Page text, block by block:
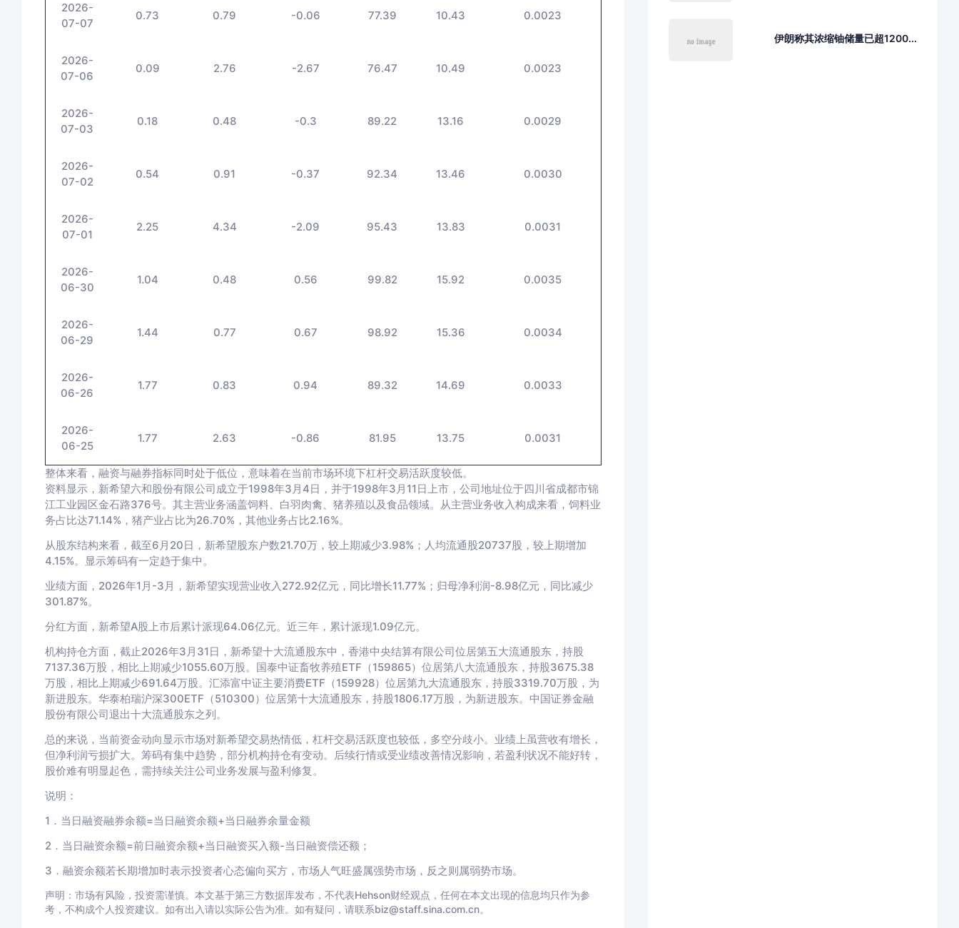
2026-
07-07
0.73 0.79 -0.06 77.39 10.43 0.0023
2026-
07-06
0.09 2.76 -2.67 76.47 10.49 0.0023
2026-
07-03
0.18 0.48 -0.3 89.22 13.16 0.0029
2026-
07-02
0.54 0.91 -0.37 92.34 13.46 0.0030
2026-
07-01
2.25 4.34 -2.09 95.43 13.83 0.0031
2026-
06-30
1.04 0.48 0.56 99.82 15.92 0.0035
2026-
06-29
1.44 0.77 0.67 98.92 15.36 0.0034
2026-
06-26
1.77 0.83 0.94 89.32 14.69 0.0033
2026-
06-25
1.77 2.63 -0.86 81.95 13.75 0.0031
整体来看，融资与融券指标同时处于低位，意味着在当前市场环境下杠杆交易活跃度较低。
资料显示，新希望六和股份有限公司成立于1998年3月4日，并于1998年3月11日上市，公司地址位于四川省成都市锦
江工业园区金石路376号。其主营业务涵盖饲料、白羽肉禽、猪养殖以及食品领域。从主营业务收入构成来看，饲料业
务占比达71.14%，猪产业占比为26.70%，其他业务占比2.16%。
从股东结构来看，截至6月20日，新希望股东户数21.70万，较上期减少3.98%；人均流通股20737股，较上期增加
4.15%。显示筹码有一定趋于集中。
业绩方面，2026年1月-3月，新希望实现营业收入272.92亿元，同比增长11.77%；归母净利润-8.98亿元，同比减少
301.87%。
分红方面，新希望A股上市后累计派现64.06亿元。近三年，累计派现1.09亿元。
机构持仓方面，截止2026年3月31日，新希望十大流通股东中，香港中央结算有限公司位居第五大流通股东，持股
7137.36万股，相比上期减少1055.60万股。国泰中证畜牧养殖ETF（159865）位居第八大流通股东，持股3675.38
万股，相比上期减少691.64万股。汇添富中证主要消费ETF（159928）位居第九大流通股东，持股3319.70万股，为
新进股东。华泰柏瑞沪深300ETF（510300）位居第十大流通股东，持股1806.17万股，为新进股东。中国证券金融
股份有限公司退出十大流通股东之列。
总的来说，当前资金动向显示市场对新希望交易热情低，杠杆交易活跃度也较低，多空分歧小。业绩上虽营收有增长，
但净利润亏损扩大。筹码有集中趋势，部分机构持仓有变动。后续行情或受业绩改善情况影响，若盈利状况不能好转，
股价难有明显起色，需持续关注公司业务发展与盈利修复。
说明：
1．当日融资融券余额=当日融资余额+当日融券余量金额
2．当日融资余额=前日融资余额+当日融资买入额-当日融资偿还额；
3．融资余额若长期增加时表示投资者心态偏向买方，市场人气旺盛属强势市场，反之则属弱势市场。
声明：市场有风险，投资需谨慎。本文基于第三方数据库发布，不代表Hehson财经观点，任何在本文出现的信息均只作为参
考，不构成个人投资建议。如有出入请以实际公告为准。如有疑问，请联系biz@staff.sina.com.cn。
伊朗称其浓缩铀储量已超1200...